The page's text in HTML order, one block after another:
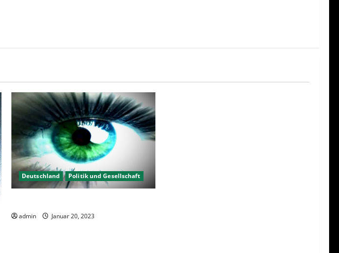
Deutschland Politik und Gesellschaft
admin Januar 20, 2023